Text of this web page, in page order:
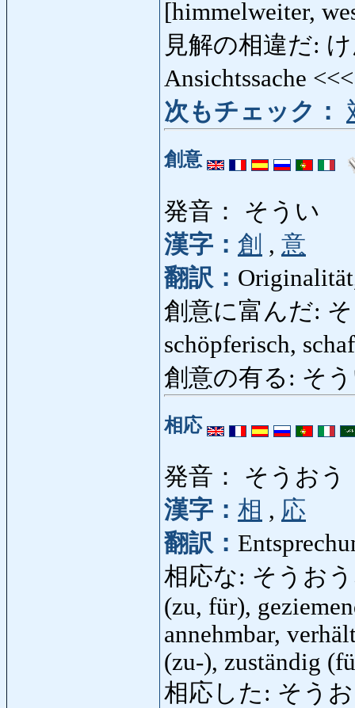
[himmelweiter,
見解の相違だ:
Ansichtssache
次もチェック：
創意
発音： そうい
漢字： 創 , 意
翻訳：
創意に富んだ:
schöpferisch,
創意の有る: そ
相応
発音： そうおう
漢字： 相 , 応
翻訳：
相応な: そうおう
(zu, für),
annehmbar,
(zu-), zuständig
相応した: そう